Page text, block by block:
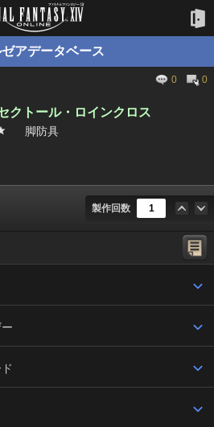
アデータベース
0
0
クトール・ロインクロス
脚防具
製作回数